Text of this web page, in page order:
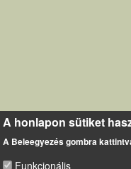
A honlapon sütiket
A Beleegyezés gombra
Funkcionális